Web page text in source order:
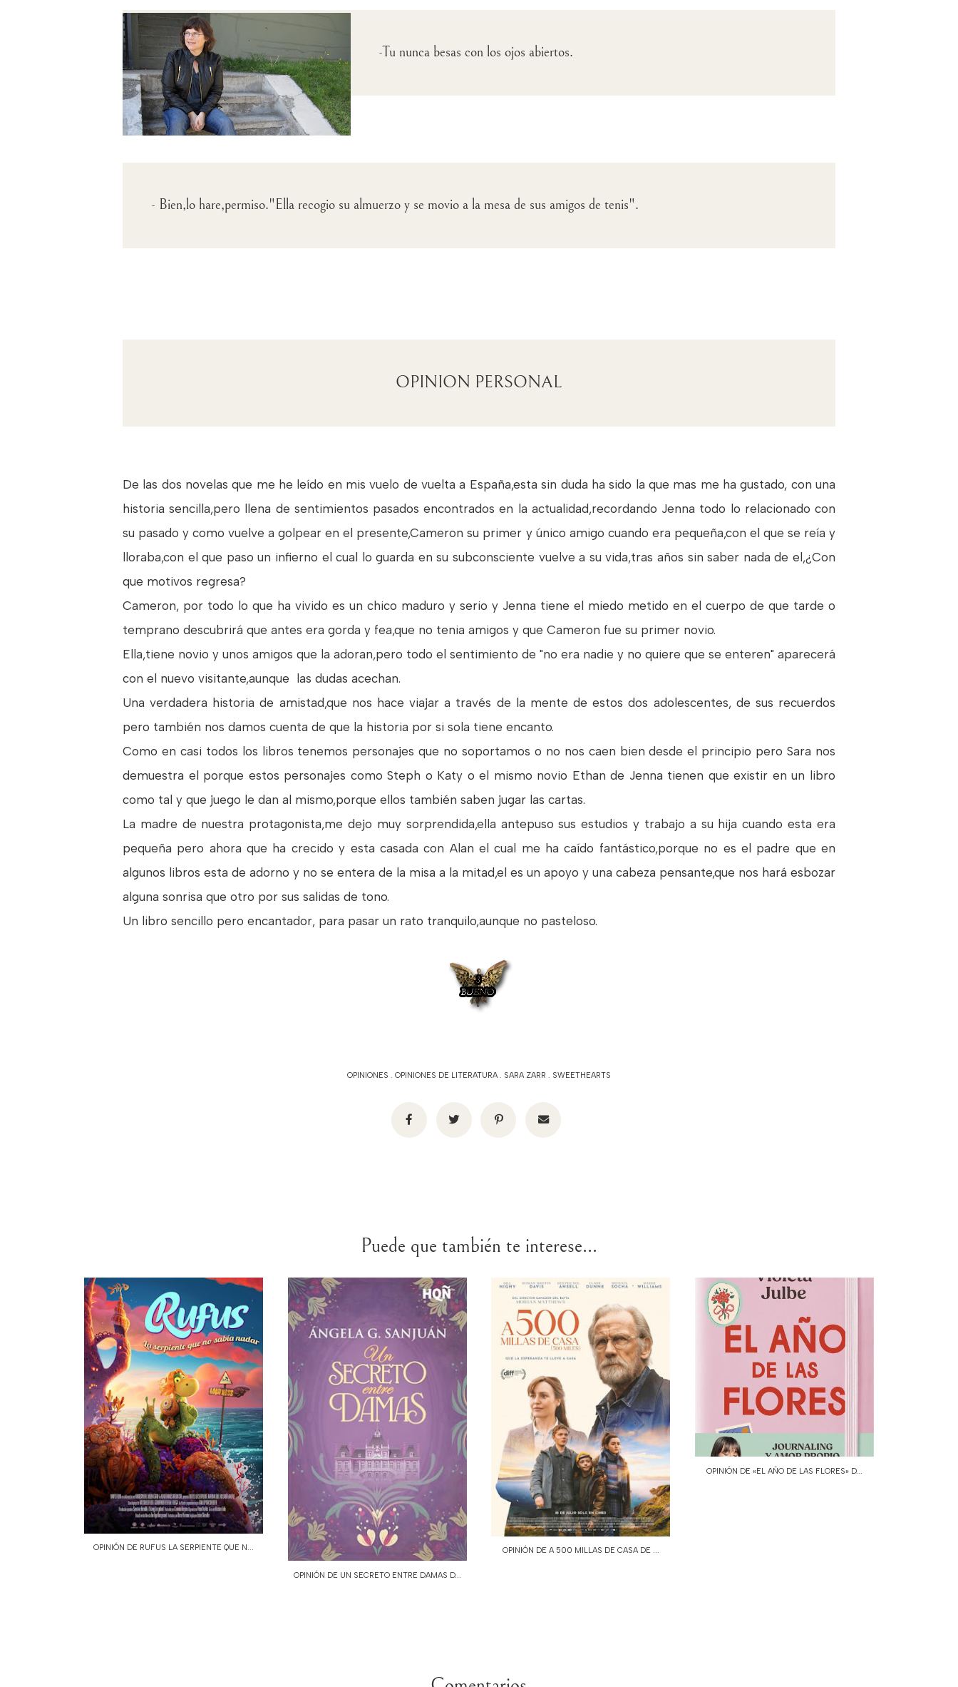
-Tu nunca besas con los ojos abiertos.
- Bien,lo hare,permiso."Ella recogio su almuerzo y se movio a la mesa de sus amigos de tenis".
OPINION PERSONAL
De las dos novelas que me he leído en mis vuelo de vuelta a España,esta sin duda ha sido la que mas me ha gustado, con una
historia sencilla,pero llena de sentimientos pasados encontrados en la actualidad,recordando Jenna todo lo relacionado con
su pasado y como vuelve a golpear en el presente,Cameron su primer y único amigo cuando era pequeña,con el que se reía y
lloraba,con el que paso un infierno el cual lo guarda en su subconsciente vuelve a su vida,tras años sin saber nada de el,¿Con
que motivos regresa?
Cameron, por todo lo que ha vivido es un chico maduro y serio y Jenna tiene el miedo metido en el cuerpo de que tarde o
temprano descubrirá que antes era gorda y fea,que no tenia amigos y que Cameron fue su primer novio.
Ella,tiene novio y unos amigos que la adoran,pero todo el sentimiento de "no era nadie y no quiere que se enteren" aparecerá
con el nuevo visitante,aunque las dudas acechan.
Una verdadera historia de amistad,que nos hace viajar a través de la mente de estos dos adolescentes, de sus recuerdos
pero también nos damos cuenta de que la historia por si sola tiene encanto.
Como en casi todos los libros tenemos personajes que no soportamos o no nos caen bien desde el principio pero Sara nos
demuestra el porque estos personajes como Steph o Katy o el mismo novio Ethan de Jenna tienen que existir en un libro
como tal y que juego le dan al mismo,porque ellos también saben jugar las cartas.
La madre de nuestra protagonista,me dejo muy sorprendida,ella antepuso sus estudios y trabajo a su hija cuando esta era
pequeña pero ahora que ha crecido y esta casada con Alan el cual me ha caído fantástico,porque no es el padre que en
algunos libros esta de adorno y no se entera de la misa a la mitad,el es un apoyo y una cabeza pensante,que nos hará esbozar
alguna sonrisa que otro por sus salidas de tono.
Un libro sencillo pero encantador, para pasar un rato tranquilo,aunque no pasteloso.
OPINIONES . OPINIONES DE LITERATURA. SARA ZARR . SWEETHEARTS
Puede que también te interese...
OPINIÓN DE RUFUS LA SERPIENTE QUE N...
OPINIÓN DE UN SECRETO ENTRE DAMAS D...
OPINIÓN DE A 500 MILLAS DE CASA DE ...
OPINIÓN DE «EL AÑO DE LAS FLORES» D...